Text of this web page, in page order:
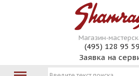
Магазин-
(495) 128 95
Заявка на